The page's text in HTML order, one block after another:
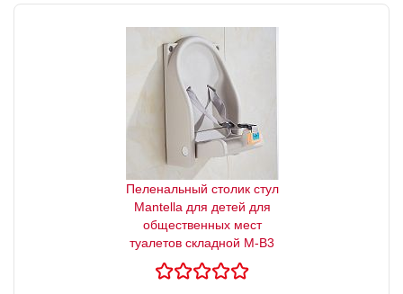
Пеленальный столик стул
Mantella для детей для
общественных мест
туалетов складной М-В3